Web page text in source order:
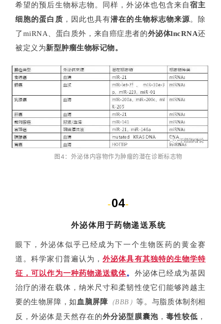
首
页
再
生
医
学
希望的预后生物标志物。同样，外泌体也包含来自宿主
细胞的蛋白质 ，因此也具有潜在的生物标志物来源。除
了miRNA、蛋白质外，来自癌症患者的外泌体lncRNA还
被定义为新型肿瘤生物标记物。
图4：外泌体内容物作为肿瘤的潜在诊断标志物
-04-
外泌体用于药物递送系统
眼下，外泌体似乎已经成为下一个生物医药的黄金赛
道。科学家们普遍认为，外泌体具有其独特的生物学特
征，可以作为一种药物递送载体。 外泌体已经成为基因
治疗的潜在载体，纳米尺寸和柔韧性使它们能够跨越主
要的生物屏障，如 血脑屏障 （BBB）等。与脂质体制剂相
反，外泌体是天然存在的外分泌型膜囊泡，毒性较低 ，